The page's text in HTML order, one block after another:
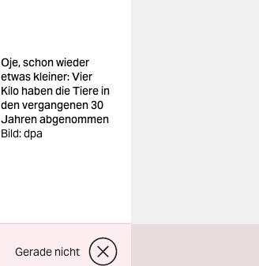
Oje, schon wieder
etwas kleiner: Vier
Kilo haben die Tiere in
den vergangenen 30
Jahren abgenommen
Bild: dpa
Gerade nicht